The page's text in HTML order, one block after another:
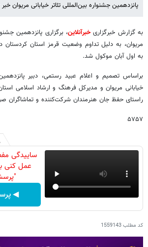
پانزدهمین جشنواره بین‌المللی تئاتر خیابانی مریوان خبر
به گزارش خبرگزاریخبرآنلاین، برگزاری پانزدهمین
مریوان، به دلیل تداوم وضعیت قرمز استان کردستان
به اول آبان موکول شد.
براساس تصمیم و اعلام عبید رستمی، دبیر پانزدهمین
خیابانی مریوان و مدیرکل فرهنگ و ارشاد اسلامی
راستای حفظ جان هنرمندان شرکت‌کننده و تماشاگران
۵۷۵۷
ساییدگی
عمل کنی
◀
کد مطلب1559143